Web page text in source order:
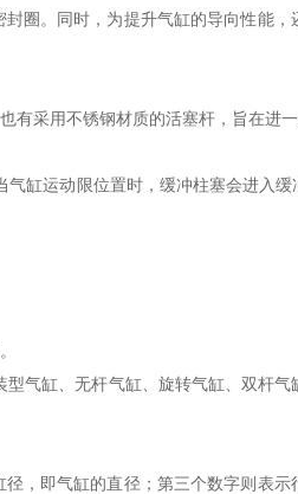
圈。同时，为提升气缸的导向性能
采用不锈钢材质的活塞杆，旨在进一
缸运动限位置时，缓冲柱塞会进入
气缸、无杆气缸、旋转气缸、双杆
，即气缸的直径；第三个数字则表